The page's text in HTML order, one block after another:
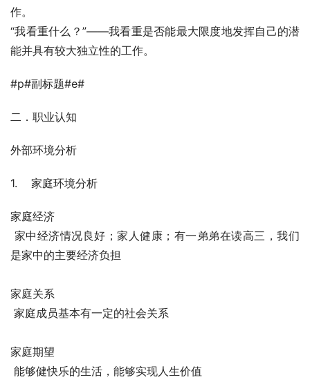
作。
“我看重什么？”——我看重是否能最大限度地发挥自己的潜
能并具有较大独立性的工作。
#p#副标题#e#
二．职业认知
外部环境分析
1.    家庭环境分析
家庭经济
家中经济情况良好；家人健康；有一弟弟在读高三，我们
是家中的主要经济负担
家庭关系
家庭成员基本有一定的社会关系
家庭期望
能够健快乐的生活，能够实现人生价值